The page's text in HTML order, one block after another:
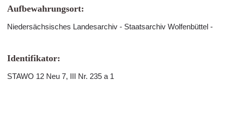
Aufbewahrungsort:
Niedersächsisches Landesarchiv - Staatsarchiv Wolfenbüttel -
Identifikator:
STAWO 12 Neu 7, III Nr. 235 a 1